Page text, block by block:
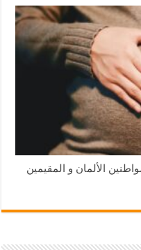
الألمان و المقيمين